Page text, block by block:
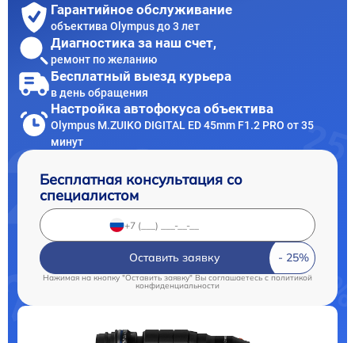
Гарантийное обслуживание
объектива Olympus до 3 лет
Диагностика за наш счет,
ремонт по желанию
Бесплатный выезд курьера
в день обращения
Настройка автофокуса объектива
Olympus M.ZUIKO DIGITAL ED 45mm F1.2 PRO от 35
минут
Бесплатная консультация со
специалистом
Оставить заявку
Нажимая на кнопку "Оставить заявку" Вы соглашаетесь c политикой
конфиденциальности